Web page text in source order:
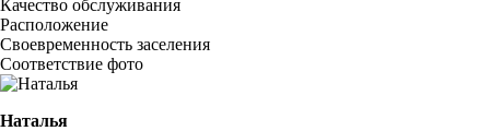
Качество обслуживания
Расположение
Своевременность заселения
Соответствие фото
Наталья